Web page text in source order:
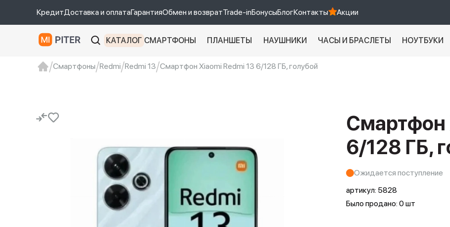
КредитДоставка и оплатаГарантияОбмен и возвратTrade-inБонусыБлогКонтакты Акции
КАТАЛОГ СМАРТФОНЫ ПЛАНШЕТЫ НАУШНИКИ ЧАСЫ И БРАСЛЕТЫ НОУТБУКИ
Смартфоны Redmi Redmi 13 Смартфон Xiaomi Redmi 13 6/128 ГБ, голубой
Смартфон
6/128 ГБ,
Ожидается поступление
артикул: 5828
Было продано: 0 шт